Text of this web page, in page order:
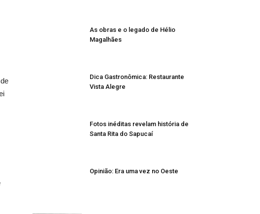
As obras e o legado de Hélio
Magalhães
Dica Gastronômica: Restaurante
Vista Alegre
Fotos inéditas revelam história de
Santa Rita do Sapucaí
Opinião: Era uma vez no Oeste